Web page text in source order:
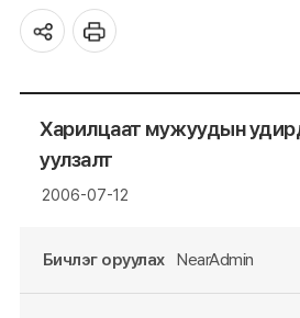
Харилцаат мужуудын
уулзалт
2006-07-12
Бичлэг оруулах NearAdmin